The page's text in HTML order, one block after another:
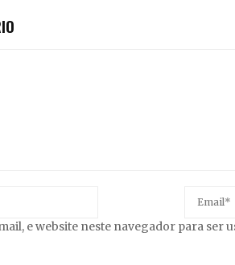
e website neste navegador para ser